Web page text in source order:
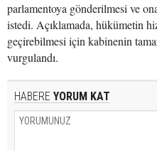
parlamentoya gönderilmesi ve
istedi. Açıklamada, hükümetin
geçirebilmesi için kabinenin
vurgulandı.
HABERE YORUM KAT